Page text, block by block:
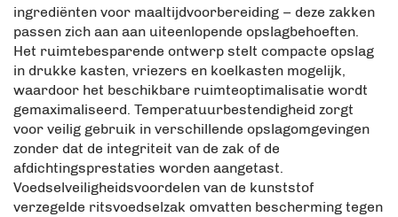
ingrediënten voor maaltijdvoorbereiding – deze zakken
passen zich aan aan uiteenlopende opslagbehoeften.
Het ruimtebesparende ontwerp stelt compacte opslag
in drukke kasten, vriezers en koelkasten mogelijk,
waardoor het beschikbare ruimteoptimalisatie wordt
gemaximaliseerd. Temperatuurbestendigheid zorgt
voor veilig gebruik in verschillende opslagomgevingen
zonder dat de integriteit van de zak of de
afdichtingsprestaties worden aangetast.
Voedselveiligheidsvoordelen van de kunststof
verzegelde ritsvoedselzak omvatten bescherming tegen